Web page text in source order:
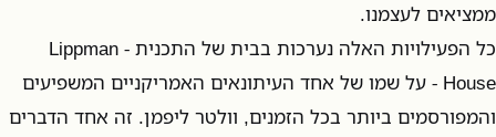
ממציאים לעצמנו.
כל הפעילויות האלה נערכות בבית של התכנית - Lippman
House - על שמו של אחד העיתונאים האמריקניים המשפיעים
והמפורסמים ביותר בכל הזמנים, וולטר ליפמן. זה אחד הדברים